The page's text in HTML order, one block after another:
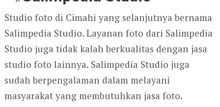
Studio foto di Cimahi yang selanjutnya bernama
Salimpedia Studio. Layanan foto dari Salimpedia
Studio juga tidak kalah berkualitas dengan jasa
studio foto lainnya. Salimpedia Studio juga
sudah berpengalaman dalam melayani
masyarakat yang membutuhkan jasa foto.